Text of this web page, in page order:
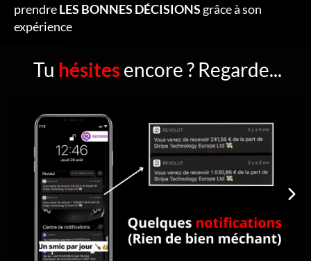
prendreLES BONNES DÉCISIONS grâce à son
expérience
Tu hésitesencore ? Regarde...